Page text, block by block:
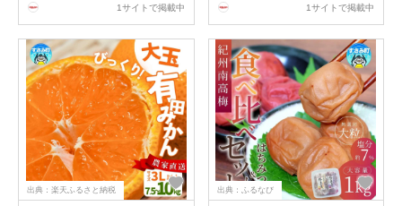
け丼 海鮮 小分け 刺身 和歌山
チマグロ 本マグロ
1サイトで掲載中
飯のお供 人気 健康
1サイトで掲載中
出典：楽天ふるさと納税 出典：ふるなび